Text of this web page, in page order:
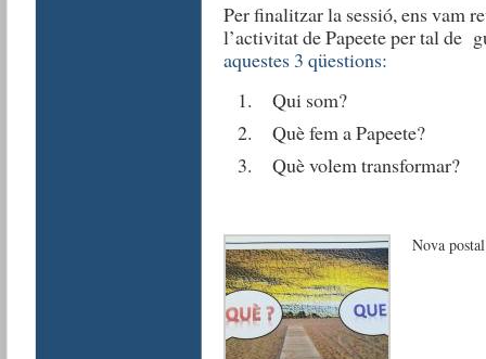
Per finalitzar la sessió, ens vam
l’activitat de Papeete per tal de
aquestes 3 qüestions:
Qui som?
Què fem a Papeete?
Què volem transformar?
Nova postal